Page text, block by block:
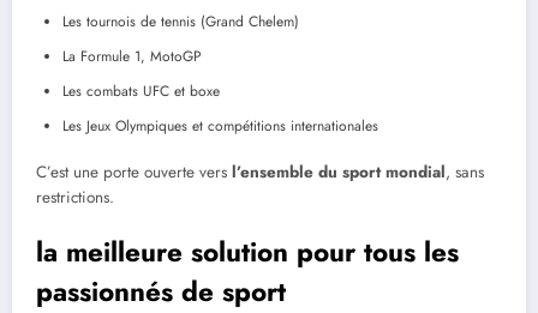
Les tournois de tennis (Grand Chelem)
La Formule 1, MotoGP
Les combats UFC et boxe
Les Jeux Olympiques et compétitions internationales
C’est une porte ouverte vers l’ensemble du sport mondial, sans
restrictions.
la meilleure solution pour tous les
passionnés de sport